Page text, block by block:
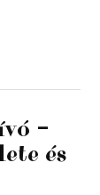
–
és